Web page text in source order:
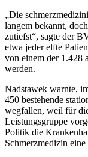
„Die
langem bekannt,
zutiefst“, sagte der
etwa jeder elfte
von einem der 1.428
werden.
Nadstawek warnte,
450 bestehende
wegfallen, weil für
Leistungsgruppe
Politik die
Schmerzmedizin